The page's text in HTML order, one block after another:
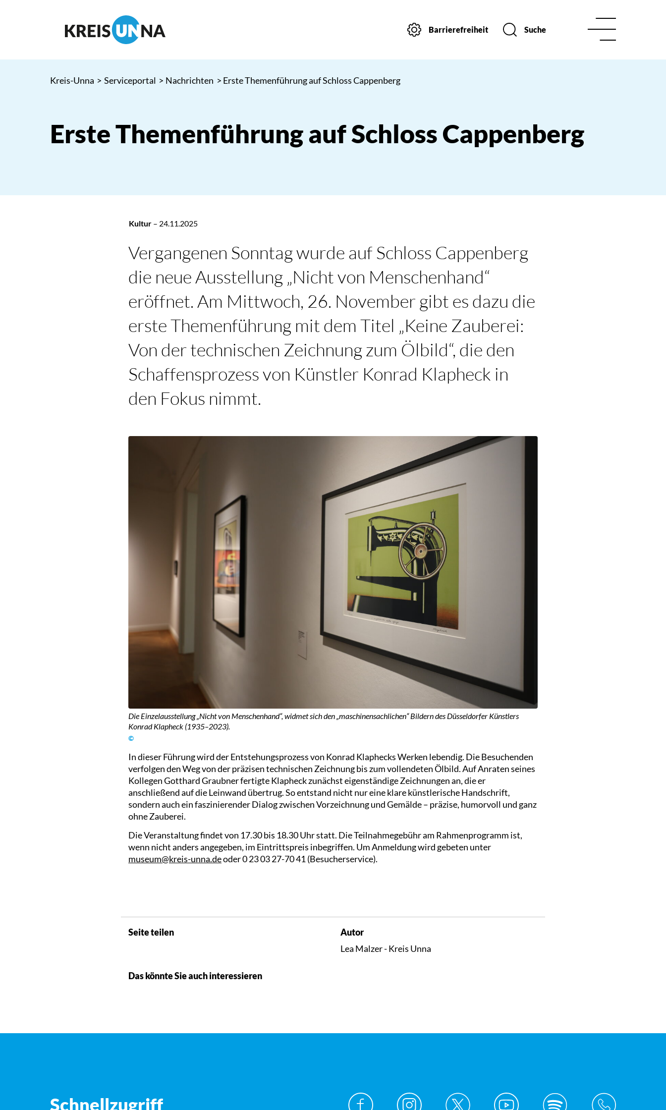
Barrierefreiheit Suche
Kreis-Unna > Serviceportal > Nachrichten > Erste Themenführung auf Schloss Cappenberg
Erste Themenführung auf Schloss Cappenberg
Kultur – 24.11.2025
Vergangenen Sonntag wurde auf Schloss Cappenberg
die neue Ausstellung „Nicht von Menschenhand“
eröffnet. Am Mittwoch, 26. November gibt es dazu die
erste Themenführung mit dem Titel „Keine Zauberei:
Von der technischen Zeichnung zum Ölbild“, die den
Schaffensprozess von Künstler Konrad Klapheck in
den Fokus nimmt.
Die Einzelausstellung „Nicht von Menschenhand“, widmet sich den „maschinensachlichen“ Bildern des Düsseldorfer Künstlers
Konrad Klapheck (1935–2023).
©
In dieser Führung wird der Entstehungsprozess von Konrad Klaphecks Werken lebendig. Die Besuchenden
verfolgen den Weg von der präzisen technischen Zeichnung bis zum vollendeten Ölbild. Auf Anraten seines
Kollegen Gotthard Graubner fertigte Klapheck zunächst eigenständige Zeichnungen an, die er
anschließend auf die Leinwand übertrug. So entstand nicht nur eine klare künstlerische Handschrift,
sondern auch ein faszinierender Dialog zwischen Vorzeichnung und Gemälde – präzise, humorvoll und ganz
ohne Zauberei.
Die Veranstaltung findet von 17.30 bis 18.30 Uhr statt. Die Teilnahmegebühr am Rahmenprogramm ist,
wenn nicht anders angegeben, im Eintrittspreis inbegriffen. Um Anmeldung wird gebeten unter
museum@kreis-unna.deoder 0 23 03 27-70 41 (Besucherservice).
Seite teilen
Autor
Lea Malzer - Kreis Unna
Das könnte Sie auch interessieren
Schnellzugriff